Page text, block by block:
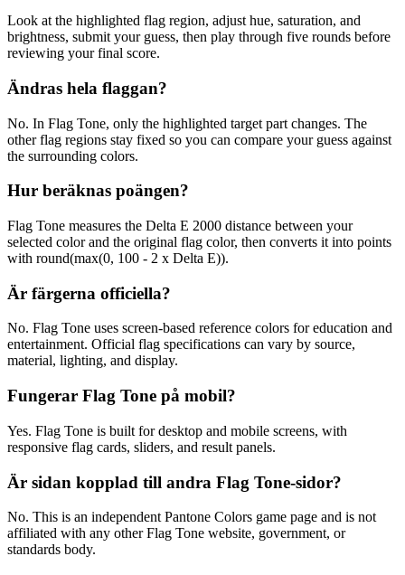
Look at the highlighted flag region, adjust hue, saturation, and
brightness, submit your guess, then play through five rounds before
reviewing your final score.
Ändras hela flaggan?
No. In Flag Tone, only the highlighted target part changes. The
other flag regions stay fixed so you can compare your guess against
the surrounding colors.
Hur beräknas poängen?
Flag Tone measures the Delta E 2000 distance between your
selected color and the original flag color, then converts it into points
with round(max(0, 100 - 2 x Delta E)).
Är färgerna officiella?
No. Flag Tone uses screen-based reference colors for education and
entertainment. Official flag specifications can vary by source,
material, lighting, and display.
Fungerar Flag Tone på mobil?
Yes. Flag Tone is built for desktop and mobile screens, with
responsive flag cards, sliders, and result panels.
Är sidan kopplad till andra Flag Tone-sidor?
No. This is an independent Pantone Colors game page and is not
affiliated with any other Flag Tone website, government, or
standards body.